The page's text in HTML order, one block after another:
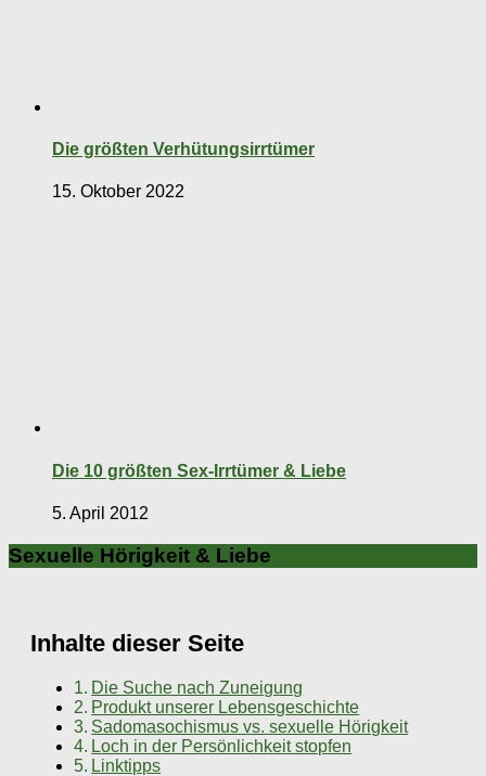
Die größten Verhütungsirrtümer
15. Oktober 2022
Die 10 größten Sex-Irrtümer & Liebe
5. April 2012
Sexuelle Hörigkeit & Liebe
Inhalte dieser Seite
Die Suche nach Zuneigung
Produkt unserer Lebensgeschichte
Sadomasochismus vs. sexuelle Hörigkeit
Loch in der Persönlichkeit stopfen
Linktipps